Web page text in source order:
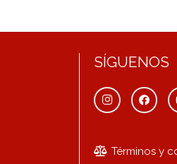
SÍGUENOS
Términos y